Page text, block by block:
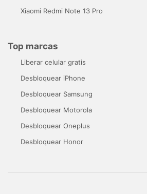
Xiaomi Redmi Note 13 Pro
Top marcas
Liberar celular gratis
Desbloquear iPhone
Desbloquear Samsung
Desbloquear Motorola
Desbloquear Oneplus
Desbloquear Honor